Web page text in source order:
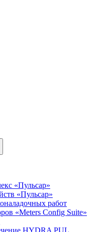
«Пульсар»
«Пульсар»
работ
«Meters Config Suite»
HYDRA PUL